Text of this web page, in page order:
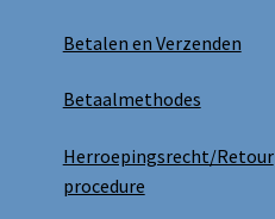
Betalen en Verzenden
Betaalmethodes
Herroepingsrecht/Retour
procedure